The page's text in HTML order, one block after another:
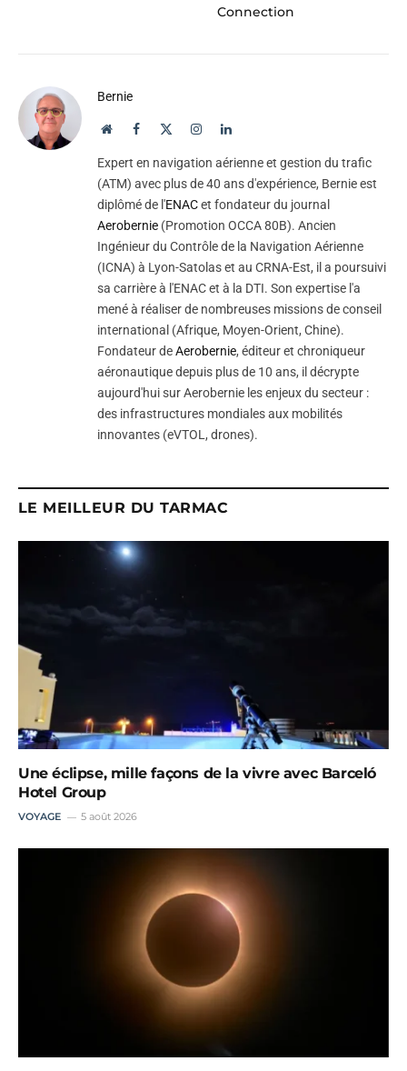
Connection
Bernie
WebsiteFacebook InstagramLinkedIn
Expert en navigation aérienne et gestion du trafic
(ATM) avec plus de 40 ans d'expérience, Bernie est
diplômé de l'ENACet fondateur du journal
Aerobernie (Promotion OCCA 80B). Ancien
Ingénieur du Contrôle de la Navigation Aérienne
(ICNA) à Lyon-Satolas et au CRNA-Est, il a poursuivi
sa carrière à l'ENAC et à la DTI. Son expertise l'a
mené à réaliser de nombreuses missions de conseil
international (Afrique, Moyen-Orient, Chine).
Fondateur deAerobernie, éditeur et chroniqueur
aéronautique depuis plus de 10 ans, il décrypte
aujourd'hui sur Aerobernie les enjeux du secteur :
des infrastructures mondiales aux mobilités
innovantes (eVTOL, drones).
LE MEILLEUR DU TARMAC
Une éclipse, mille façons de la vivre avec Barceló
Hotel Group
VOYAGE 5 août 2026